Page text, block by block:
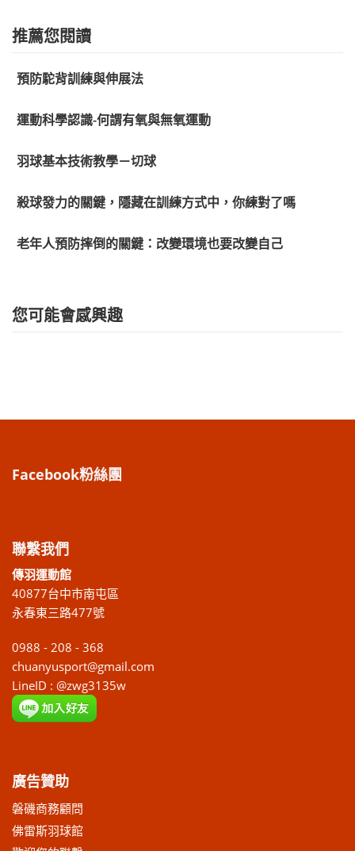
推薦您閱讀
預防駝背訓練與伸展法
運動科學認識-何謂有氧與無氧運動
羽球基本技術教學－切球
殺球發力的關鍵，隱藏在訓練方式中，你練對了嗎
老年人預防摔倒的關鍵：改變環境也要改變自己
您可能會感興趣
Facebook粉絲團
聯繫我們
傳羽運動館
40877台中市南屯區
永春東三路477號
0988 - 208 - 368
chuanyusport@gmail.com
LineID : @zwg3135w
廣告贊助
磐磯商務顧問
佛雷斯羽球館